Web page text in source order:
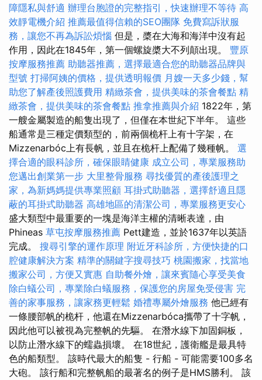
障隱私與舒適 辦理台胞證的完整指引，快速辦理不等待 高
效靜電機介紹 推薦最值得信賴的SEO團隊 免費寫訴狀服
務，讓您不再為訴訟煩惱 但是，槳在大海和海洋中沒有起
作用，因此在1845年，第一個螺旋槳大不列顛出現。 豐原
按摩服務推薦 助聽器推薦，選擇最適合您的助聽器品牌與
型號 打掃阿姨的價格，提供透明報價 月嫂一天多少錢，幫
助您了解產後照護費用 精緻茶會，提供美味的茶會餐點 精
緻茶會，提供美味的茶會餐點 推拿推薦與介紹 1822年，第
一艘金屬製造的船隻出現了，但僅在本世紀下半年。 這些
船通常是三種定價類型的，前兩個桅杆上有十字架，在
Mizzenarbóc上有長帆，並且在桅杆上配備了幾種帆。 選
擇合適的眼科診所，確保眼睛健康 成立公司，專業服務助
您邁出創業第一步 大里整骨服務 尋找優質的產後護理之
家，為新媽媽提供專業照顧 耳掛式助聽器，選擇舒適且隱
蔽的耳掛式助聽器 高雄地區的清潔公司，專業服務更安心
盛大類型中最重要的一塊是海洋主權的清晰表達，由
Phineas 草屯按摩服務推薦 Pett建造，並於1637年以英語
完成。 搜尋引擎的運作原理 附近牙科診所，方便快捷的口
腔健康解決方案 精準的關鍵字搜尋技巧 桃園搬家，找當地
搬家公司，方便又實惠 自助餐外燴，讓來賓隨心享受美食
除白蟻公司，專業除白蟻服務，保護您的房屋免受侵害 完
善的家事服務，讓家務更輕鬆 婚禮專屬外燴服務 他已經有
一條腰部帆的桅杆，他還在Mizzenarbóca攜帶了十字帆，
因此他可以被視為完整帆的先驅。 在潛水線下加固銅板，
以防止潛水線下的蠕蟲損壞。 在18世紀，護衛艦是最具特
色的船類型。 該時代最大的船隻 - 行船 - 可能需要100多名
大砲。 該行船和完整帆船的最著名的例子是HMS勝利。 該